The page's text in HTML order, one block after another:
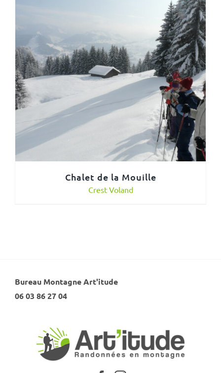
Chalet de la Mouille
Crest Voland
Bureau Montagne Art'itude
06 03 86 27 04